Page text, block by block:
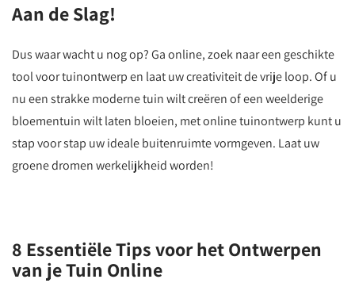
Aan de Slag!
Dus waar wacht u nog op? Ga online, zoek naar een geschikte
tool voor tuinontwerp en laat uw creativiteit de vrije loop. Of u
nu een strakke moderne tuin wilt creëren of een weelderige
bloementuin wilt laten bloeien, met online tuinontwerp kunt u
stap voor stap uw ideale buitenruimte vormgeven. Laat uw
groene dromen werkelijkheid worden!
8 Essentiële Tips voor het Ontwerpen
van je Tuin Online